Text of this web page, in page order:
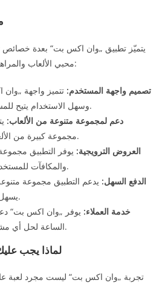
يتميّز تطبيق „وان اكس بت“ بعدة خصائص
محبي الألعاب والمراهنات. من بين هذه المميزات:
تصميم واجهة المستخدم: تتميز واجهة
وسهل الاستخدام يتيح للمستخدمين التنقل بسهولة.
دعم لمجموعة متنوعة من الألعاب:
مجموعة كبيرة من الألعاب والرهانات الرياضية.
العروض الترويجية: يوفر التطبيق
والمكافآت للمستخدمين الجدد والمستمرين.
الدفع السهل: يدعم التطبيق مجموعة
يسهل عملية الإيداع والسحب.
خدمة العملاء: يوفر „وان اكس بت“
الساعة لحل أي مشاكل تطرأ للمستخدمين.
لماذا يجب
تجربة „وان اكس بت“ ليست مجرد لعبة